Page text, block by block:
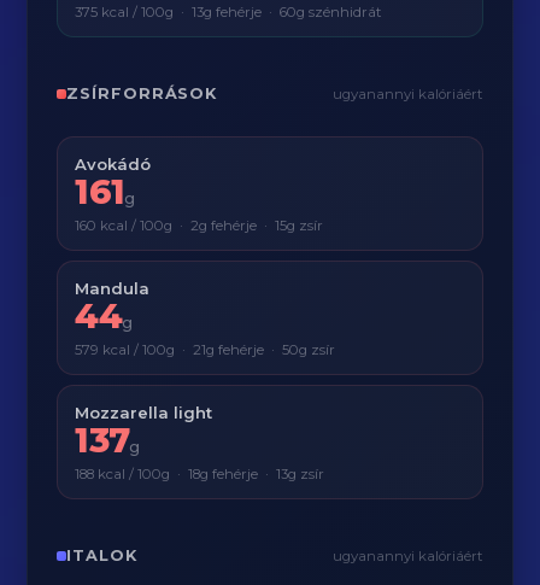
375 kcal / 100g · 13g fehérje · 60g szénhidrát
ZSÍRFORRÁSOK ugyanannyi kalóriáért
Avokádó
161g
160 kcal / 100g · 2g fehérje · 15g zsír
Mandula
44g
579 kcal / 100g · 21g fehérje · 50g zsír
Mozzarella light
137g
188 kcal / 100g · 18g fehérje · 13g zsír
ITALOK ugyanannyi kalóriáért